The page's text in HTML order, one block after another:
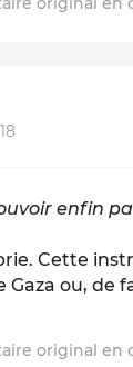
enfin
Cette
ou, de